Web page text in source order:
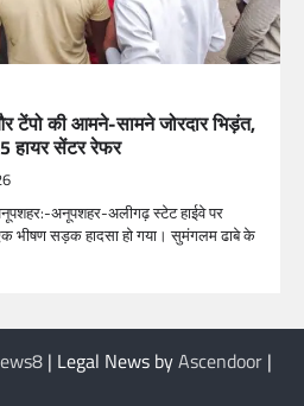
टेंपो की आमने-सामने जोरदार भिड़ंत,
हायर सेंटर रेफर​
अनूपशहर-अलीगढ़ स्टेट हाईवे पर
भीषण सड़क हादसा हो गया। सुमंगलम ढाबे के
| Legal News byAscendoor |